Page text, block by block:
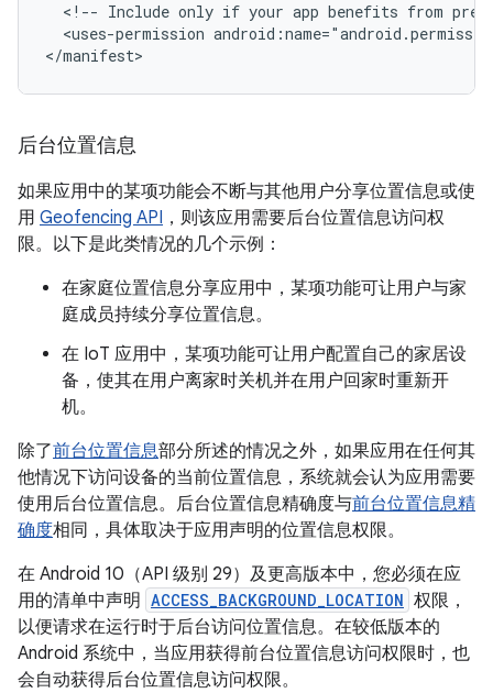
<!-- Include only if your app benefits from
<uses-permission
</manifest>
后台位置信息
如果应用中的某项功能会不断与其他用户分享位置信息或使
用 Geofencing API ，则该应用需要后台位置信息访问权
限。以下是此类情况的几个示例：
在家庭位置信息分享应用中，某项功能可让用户与家
庭成员持续分享位置信息。
在 IoT 应用中，某项功能可让用户配置自己的家居设
备，使其在用户离家时关机并在用户回家时重新开
机。
除了前台位置信息部分所述的情况之外，如果应用在任何其
他情况下访问设备的当前位置信息，系统就会认为应用需要
使用后台位置信息。后台位置信息精确度与前台位置信息精
确度相同，具体取决于应用声明的位置信息权限。
在 Android 10（API 级别 29）及更高版本中，您必须在应
用的清单中声明 ACCESS_BACKGROUND_LOCATION 权限，
以便请求在运行时于后台访问位置信息。在较低版本的
Android 系统中，当应用获得前台位置信息访问权限时，也
会自动获得后台位置信息访问权限。